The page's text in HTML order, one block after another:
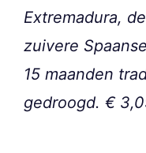
Extremadura,
zuivere
15 maanden
gedroogd. €